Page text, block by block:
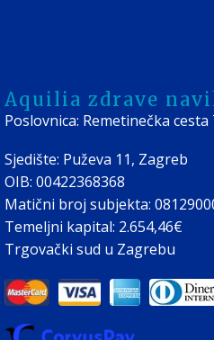
Aquilia zdrave
Poslovnica: Remetinečka cesta
Sjedište: Puževa 11, Zagreb
OIB: 00422368368
Matični broj subjekta:
Temeljni kapital: 2.654,46€
Trgovački sud u Zagrebu